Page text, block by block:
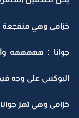
خزامى وهي
جوانا : هههههه
البوكس على وجه
خزامى وهي تهز